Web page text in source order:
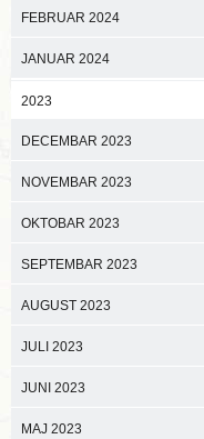
FEBRUAR 2024
JANUAR 2024
2023
DECEMBAR 2023
NOVEMBAR 2023
OKTOBAR 2023
SEPTEMBAR 2023
AUGUST 2023
JULI 2023
JUNI 2023
MAJ 2023